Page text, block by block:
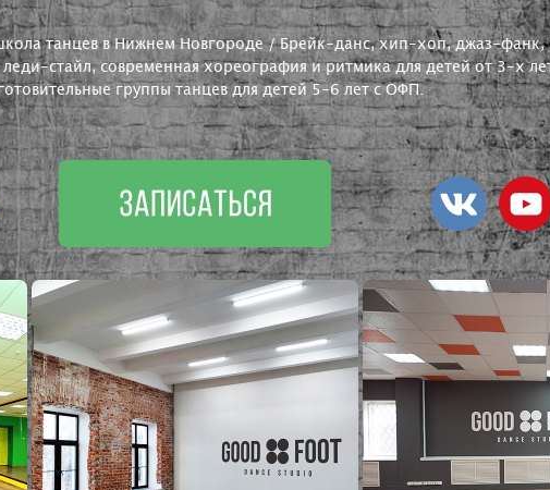
танцев в Нижнем Новгороде / Брейк-данс, хип-хоп, джаз-фанк,
стайл, современная хореография и ритмика для детей от 3-х
группы танцев для детей 5-6 лет с ОФП.